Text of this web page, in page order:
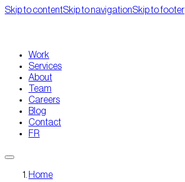
Skip to contentSkip to navigationSkip to footer
Work
Services
About
Team
Careers
Blog
Contact
FR
Home